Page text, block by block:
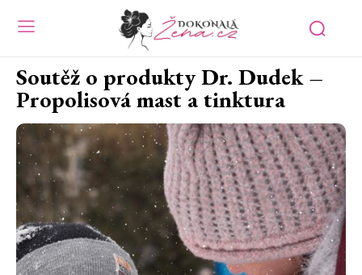
Soutěž o produkty Dr. Dudek –
Propolisová mast a tinktura